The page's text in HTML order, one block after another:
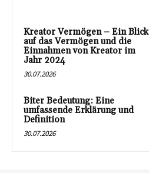
Kreator Vermögen – Ein Blick
auf das Vermögen und die
Einnahmen von Kreator im
Jahr 2024
30.07.2026
Biter Bedeutung: Eine
umfassende Erklärung und
Definition
30.07.2026